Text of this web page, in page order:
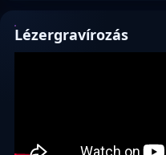
Lézergravírozás